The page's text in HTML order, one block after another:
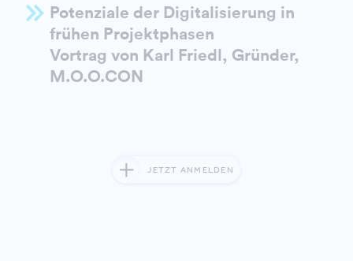
Potenziale der Digitalisierung in
frühen Projektphasen
Vortrag von Karl Friedl, Gründer,
M.O.O.CON
JETZT ANMELDEN